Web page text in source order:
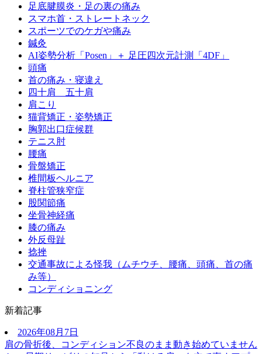
足底腱膜炎・足の裏の痛み
スマホ首・ストレートネック
スポーツでのケガや痛み
鍼灸
AI姿勢分析「Posen」＋ 足圧四次元計測「4DF」
頭痛
首の痛み・寝違え
四十肩 五十肩
肩こり
猫背矯正・姿勢矯正
胸郭出口症候群
テニス肘
腰痛
骨盤矯正
椎間板ヘルニア
脊柱管狭窄症
股関節痛
坐骨神経痛
膝の痛み
外反母趾
捻挫
交通事故による怪我（ムチウチ、腰痛、頭痛、首の痛
み等）
コンディショニング
新着記事
2026年08月7日
肩の骨折後、コンディション不良のまま動き始めていません